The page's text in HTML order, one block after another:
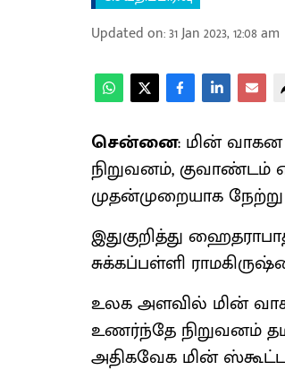
Updated on:31 Jan 2023, 12:08 am
சென்னை: மின்
நிறுவனம், குவாண்டம்
முதன்முறையாக நேற்று
இதுகுறித்து
சுக்கப்பள்ளி
உலக அளவில் மின்
உணர்ந்தே நிறுவனம்
அதிகவேக மின்